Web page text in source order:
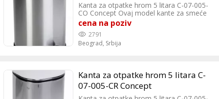
Kanta za otpatke hrom 5 litara C-07-005-
CO Concept Ovaj model kante za smeće
ima kapacitet od 5 litra, što je dovoljno za
svakodnevno korišćenje u manjim
prostorima. Izrađena je od kvalitetnog
nerđajućeg čelika, što je čini izdržljivom i
dom.
cena na poziv
2791
Beograd, Srbija
Kanta za otpatke hrom 5 litara C-
07-005-CR Concept